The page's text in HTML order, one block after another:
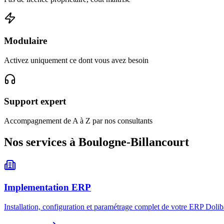
Modulaire
Activez uniquement ce dont vous avez besoin
Support expert
Accompagnement de A à Z par nos consultants
Nos services à Boulogne-Billancourt
Implementation ERP
Installation, configuration et paramétrage complet de votre ERP